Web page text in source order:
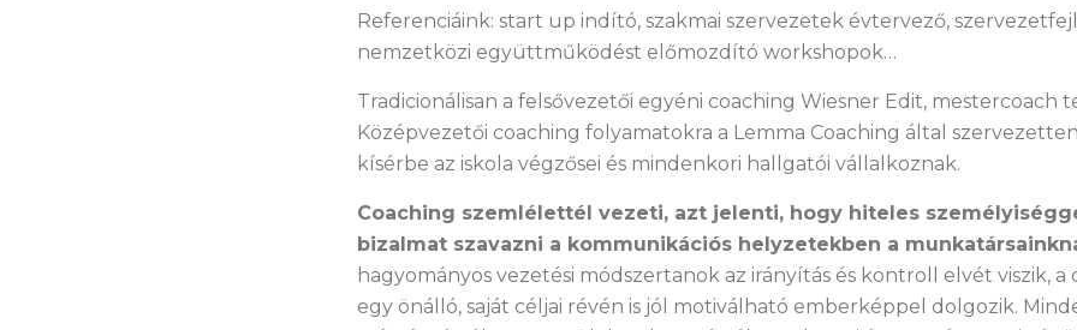
Referenciáink: start up indító, szakmai szervezetek évtervező,
nemzetközi együttműködést előmozdító workshopok…
Tradicionálisan a felsővezetői egyéni coaching Wiesner Edit, mestercoach
Középvezetői coaching folyamatokra a Lemma Coaching által
kísérbe az iskola végzősei és mindenkori hallgatói vállalkoznak.
Coaching szemlélettél vezeti, azt jelenti, hogy hiteles
bizalmat szavazni a kommunikációs helyzetekben a
hagyományos vezetési módszertanok az irányítás és kontroll elvét viszik,
egy önálló, saját céljai révén is jól motiválható emberképpel dolgozik.